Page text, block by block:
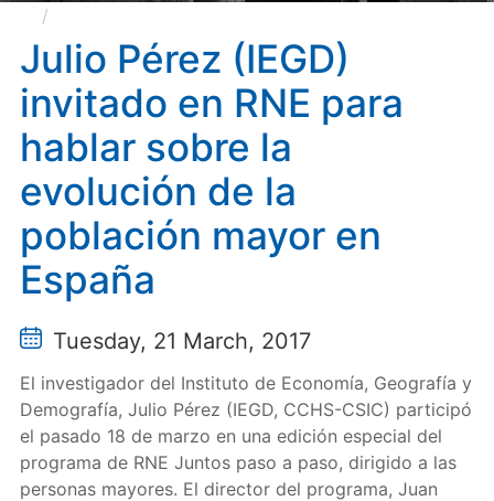
sobre la evolución de la población mayor en España
Julio Pérez (IEGD)
invitado en RNE para
hablar sobre la
evolución de la
población mayor en
España
Tuesday, 21 March, 2017
El investigador del Instituto de Economía, Geografía y
Demografía, Julio Pérez (IEGD, CCHS-CSIC) participó
el pasado 18 de marzo en una edición especial del
programa de RNE Juntos paso a paso, dirigido a las
personas mayores. El director del programa, Juan